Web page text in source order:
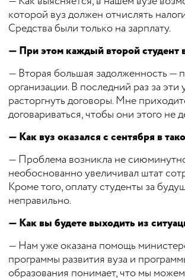
которой вуз должен отчислять
Средства были только на зарплату.
— При этом каждый второй студент
— Вторая большая задолженность —
организации. В последний раз за
расторгнуть договоры. Мне
договариваться, чтобы они этого не
— Как вуз оказался с сентября в
— Проблема возникла не
необоснованно увеличивал штат
Кроме того, оплату студенты за
неправильно.
— Как вы будете выходить из
— Нам уже оказана помощь
программы развития вуза и
образования понимает, что мы